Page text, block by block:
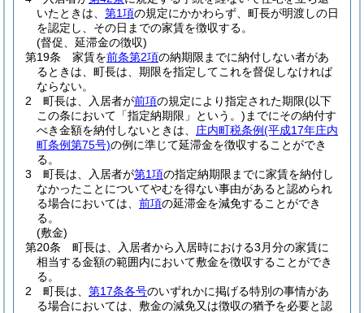
いたときは、 第1項の規定にかかわらず、町長が明渡しの日
を認定し、その日までの家賃を徴収する。
(督促、延滞金の徴収)
第19条
家賃を前条第2項の納期限までに納付しない者があ
るときは、町長は、期限を指定してこれを督促しなければ
ならない。
2
町長は、入居者が前項の規定により指定された期限(以下
この条において「指定納期限」という。) までにその納付す
べき金額を納付しないときは、 庄内町税条例(平成17年庄内
町条例第75号)の例に準じて延滞金を徴収することができ
る。
3
町長は、入居者が第1項の指定納期限までに家賃を納付し
なかったことについてやむを得ない事由があると認められ
る場合においては、 前項の延滞金を減免することができ
る。
(敷金)
第20条
町長は、入居者から入居時における3月分の家賃に
相当する金額の範囲内において敷金を徴収することができ
る。
2
町長は、 第17条各号のいずれかに掲げる特別の事情があ
る場合においては、敷金の減免又は徴収の猶予を必要と認